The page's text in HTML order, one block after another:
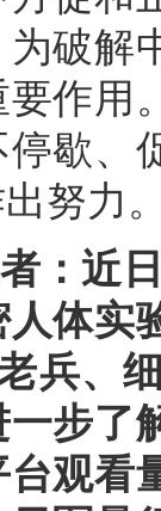
破解
作用
歇、
努力
：近
体实
兵、
步了
观看